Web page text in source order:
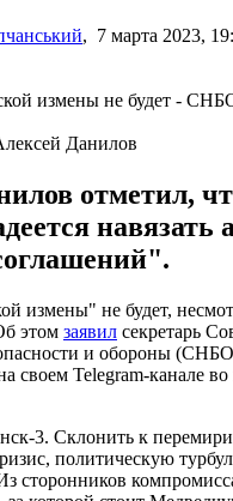
, 7 марта 2023,
Данилов
отметил,
навязать
измены" не будет,
этом заявил секретарь
и обороны
своем Telegram-канале
3. Склонить к
политическую
сторонников